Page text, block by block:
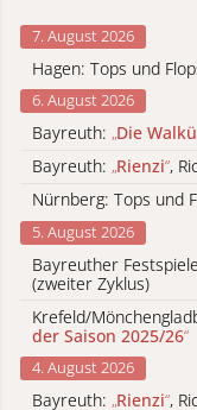
7. August 2026
Hagen: Tops und
6. August 2026
Bayreuth: „Die
Bayreuth: „Rienzi“,
Nürnberg: Tops und
5. August 2026
Bayreuther
(zweiter Zyklus)
Krefeld/
der Saison 2025/26“
4. August 2026
Bayreuth: „Rienzi“,